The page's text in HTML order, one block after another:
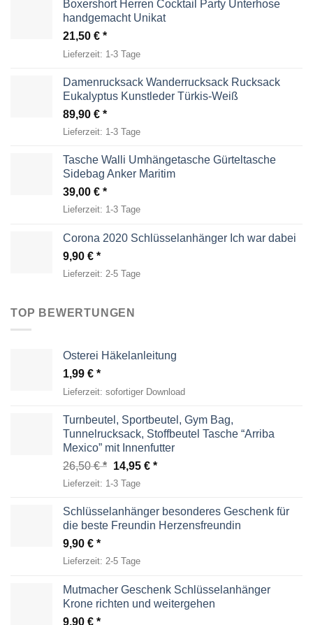
Boxershort Herren Cocktail Party Unterhose
handgemacht Unikat
21,50 €
Lieferzeit: 1-3 Tage
Damenrucksack Wanderrucksack Rucksack
Eukalyptus Kunstleder Türkis-Weiß
89,90 €
Lieferzeit: 1-3 Tage
Tasche Walli Umhängetasche Gürteltasche
Sidebag Anker Maritim
39,00 €
Lieferzeit: 1-3 Tage
Corona 2020 Schlüsselanhänger Ich war dabei
9,90 €
Lieferzeit: 2-5 Tage
TOP BEWERTUNGEN
Osterei Häkelanleitung
1,99 €
Lieferzeit: sofortiger Download
Turnbeutel, Sportbeutel, Gym Bag,
Tunnelrucksack, Stoffbeutel Tasche “Arriba
Mexico” mit Innenfutter
26,50€
Ursprünglicher
Preis
26,50 €
14,95 € Aktueller
14,95 €.
Lieferzeit: 1-3 Tage
Schlüsselanhänger besonderes Geschenk für
die beste Freundin Herzensfreundin
9,90 €
Lieferzeit: 2-5 Tage
Mutmacher Geschenk Schlüsselanhänger
Krone richten und weitergehen
9,90 €